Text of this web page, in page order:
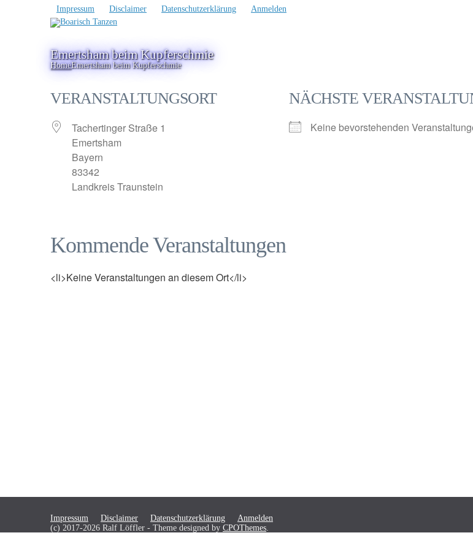
Impressum Disclaimer Datenschutzerklärung Anmelden
Emertsham beim Kupferschmie
HomeEmertsham beim Kupferschmie
VERANSTALTUNGSORT
Tachertinger Straße 1
Emertsham
Bayern
83342
Landkreis Traunstein
NÄCHSTE
Keine bevorstehenden
Kommende Veranstaltungen
<li>Keine Veranstaltungen an diesem Ort</li>
Impressum Disclaimer Datenschutzerklärung
Anmelden
(c) 2017-2026 Ralf Löffler - Theme designed by CPOThemes.